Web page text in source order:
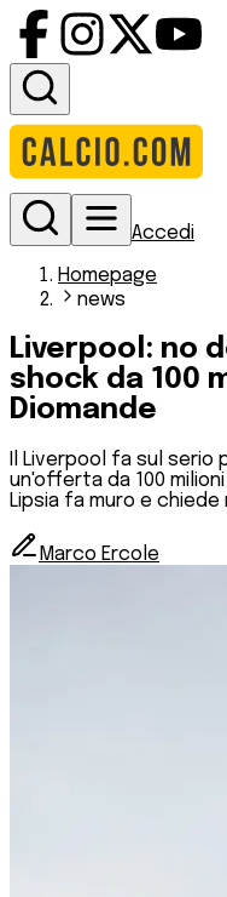
Accedi
Homepage
news
Liverpool: no
shock da 100
Diomande
Il Liverpool fa sul
un'offerta da 100 milioni
Lipsia fa muro e chiede
Marco Ercole